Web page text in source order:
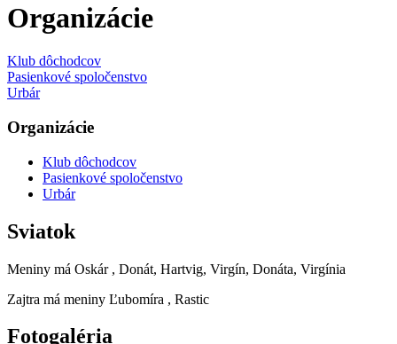
Organizácie
Klub dôchodcov
Pasienkové spoločenstvo
Urbár
Organizácie
Klub dôchodcov
Pasienkové spoločenstvo
Urbár
Sviatok
Meniny má Oskár , Donát, Hartvig, Virgín, Donáta, Virgínia
Zajtra má meniny Ľubomíra , Rastic
Fotogaléria